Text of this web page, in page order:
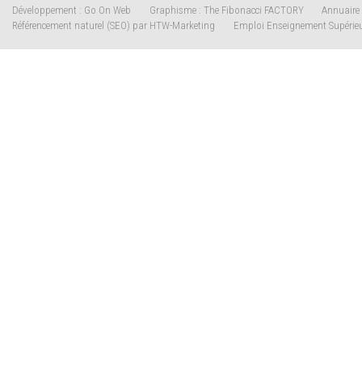
Développement : Go On Web Graphisme : The Fibonacci FACTORY
Annuaire
Référencement naturel (SEO) par HTW-Marketing
Emploi Enseignement